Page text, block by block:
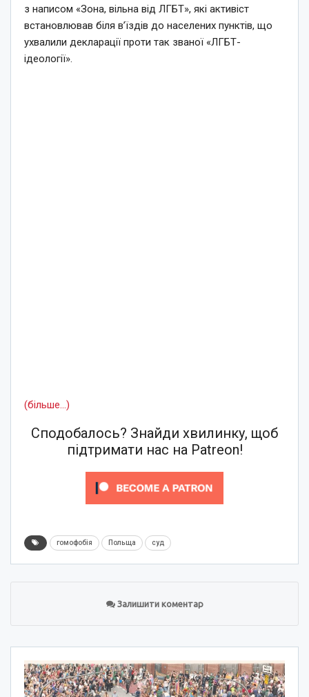
з написом «Зона, вільна від ЛГБТ», які активіст
встановлював біля в’їздів до населених пунктів, що
ухвалили декларації проти так званої «ЛГБТ-
ідеології».
(більше…)
Сподобалось? Знайди хвилинку, щоб
підтримати нас на Patreon!
гомофобія Польща суд
Залишити коментар